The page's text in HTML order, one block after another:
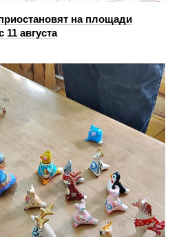
на площади
августа